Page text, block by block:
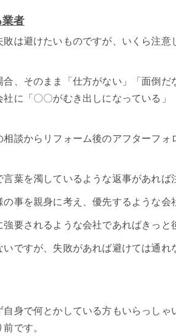
業者
は避けたいものですが、いくら注
、そのまま「仕方がない」「面倒
に「〇〇がむき出しになっている
談からリフォーム後のアフターフ
葉を濁しているような返事があれば
事を親身に考え、優先するような会
要されるような会社であればきっと
ですが、失敗があれば避けては通
身で何とかしている方もいらっし
です。